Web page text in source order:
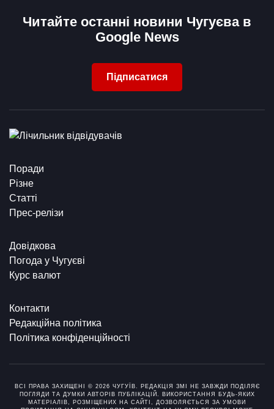
Читайте останні новини Чугуєва в
Google News
Підписатися
Поради
Різне
Статті
Прес-релізи
Довідкова
Погода у Чугуєві
Курс валют
Контакти
Редакційна політика
Політика конфіденційності
ВСІ ПРАВА ЗАХИЩЕНІ © 2026 ЧУГУЇВ. РЕДАКЦІЯ ЗМІ НЕ ЗАВЖДИ ПОДІЛЯЄ
ПОГЛЯДИ ТА ДУМКИ АВТОРІВ ПУБЛІКАЦІЙ. ВИКОРИСТАННЯ БУДЬ-ЯКИХ
МАТЕРІАЛІВ, РОЗМІЩЕНИХ НА САЙТІ, ДОЗВОЛЯЄТЬСЯ ЗА УМОВИ